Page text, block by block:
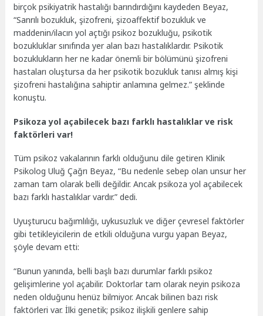
birçok psikiyatrik hastalığı barındırdığını kaydeden Beyaz,
“Sanrılı bozukluk, şizofreni, şizoaffektif bozukluk ve
maddenin/ilacın yol açtığı psikoz bozukluğu, psikotik
bozukluklar sınıfında yer alan bazı hastalıklardır. Psikotik
bozuklukların her ne kadar önemli bir bölümünü şizofreni
hastaları oluştursa da her psikotik bozukluk tanısı almış kişi
şizofreni hastalığına sahiptir anlamına gelmez.” şeklinde
konuştu.
Psikoza yol açabilecek bazı farklı hastalıklar ve risk
faktörleri var!
Tüm psikoz vakalarının farklı olduğunu dile getiren Klinik
Psikolog Uluğ Çağrı Beyaz, “Bu nedenle sebep olan unsur her
zaman tam olarak belli değildir. Ancak psikoza yol açabilecek
bazı farklı hastalıklar vardır.” dedi.
Uyuşturucu bağımlılığı, uykusuzluk ve diğer çevresel faktörler
gibi tetikleyicilerin de etkili olduğuna vurgu yapan Beyaz,
şöyle devam etti:
“Bunun yanında, belli başlı bazı durumlar farklı psikoz
gelişimlerine yol açabilir. Doktorlar tam olarak neyin psikoza
neden olduğunu henüz bilmiyor. Ancak bilinen bazı risk
faktörleri var. İlki genetik; psikoz ilişkili genlere sahip